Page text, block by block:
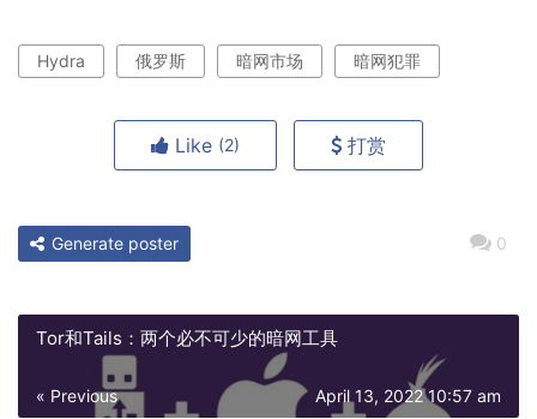
Hydra 俄罗斯 暗网市场 暗网犯罪
Like (2) 打赏
0
Generate poster
Tor和Tails：两个必不可少的暗网工具
« Previous April 13, 2022 10:57 am